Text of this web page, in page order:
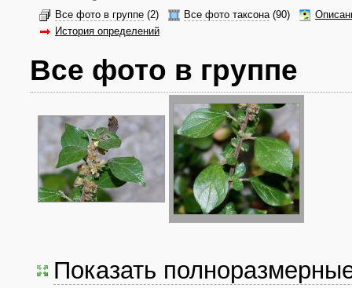
Все фото в группе (2) Все фото таксона(90)
История определений
Все фото в группе
Показать